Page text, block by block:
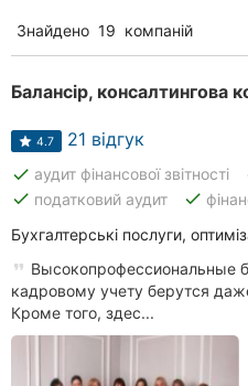
Знайдено 19 компаній
Балансір, консалтингова
4.7 21 відгук
done аудит фінансової звітності
done податковий аудит done
Бухгалтерські послуги,
Высокопрофессиональные
кадровому учету берутся
Кроме того, здес...